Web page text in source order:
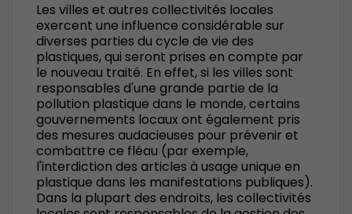
Les villes et autres collectivités locales
exercent une influence considérable sur
diverses parties du cycle de vie des
plastiques, qui seront prises en compte par
le nouveau traité. En effet, si les villes sont
responsables d'une grande partie de la
pollution plastique dans le monde, certains
gouvernements locaux ont également pris
des mesures audacieuses pour prévenir et
combattre ce fléau (par exemple,
l'interdiction des articles à usage unique en
plastique dans les manifestations publiques).
Dans la plupart des endroits, les collectivités